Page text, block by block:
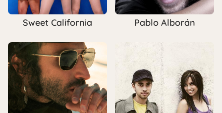
Sweet California Pablo Alborán